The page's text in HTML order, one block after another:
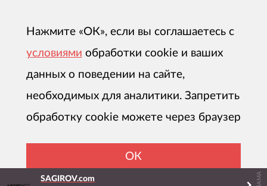
SAGIROV.com
Нажмите «ОК», если вы соглашаетесь с
условиями обработки cookie и ваших
данных о поведении на сайте,
необходимых для аналитики. Запретить
обработку cookie можете через браузер
ОК